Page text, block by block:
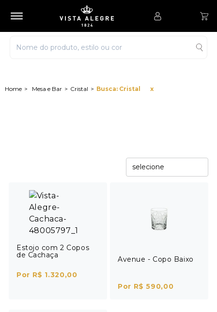
Mesa e Bar Cristal Busca: Cristal x
selecione
Estojo com 2 Copos
de Cachaça
Por R$ 1.320,00
Avenue - Copo Baixo
Por R$ 590,00